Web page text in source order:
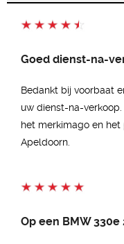
Goed dienst-na-
Bedankt bij voorbaat
uw dienst-na-
het merkimago en het
Apeldoorn.
Op een BMW 330e